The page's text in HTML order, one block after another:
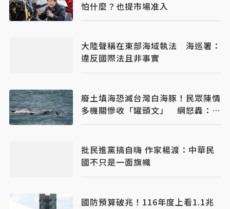
怕什麼？也提市場准入
大陸聲稱在東部海域執法 海巡署：
違反國際法且非事實
廢土填海恐滅台灣白海豚！民眾陳情
多機關慘收「罐頭文」 網怒轟：骯
髒政府
批民進黨搞自嗨 作家楊渡：中華民
國不只是一面旗幟
國防預算破兆！116年度上看1.1兆